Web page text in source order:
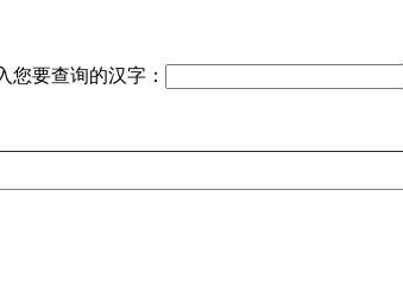
您要查询的汉字：